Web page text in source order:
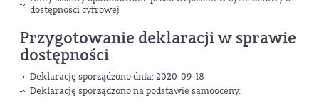
dostępności cyfrowej
Przygotowanie deklaracji w sprawie
dostępności
Deklarację sporządzono dnia: 2020-09-18
Deklarację sporządzono na podstawie samooceny.